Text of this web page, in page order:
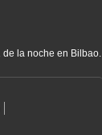
de la noche en Bilbao.